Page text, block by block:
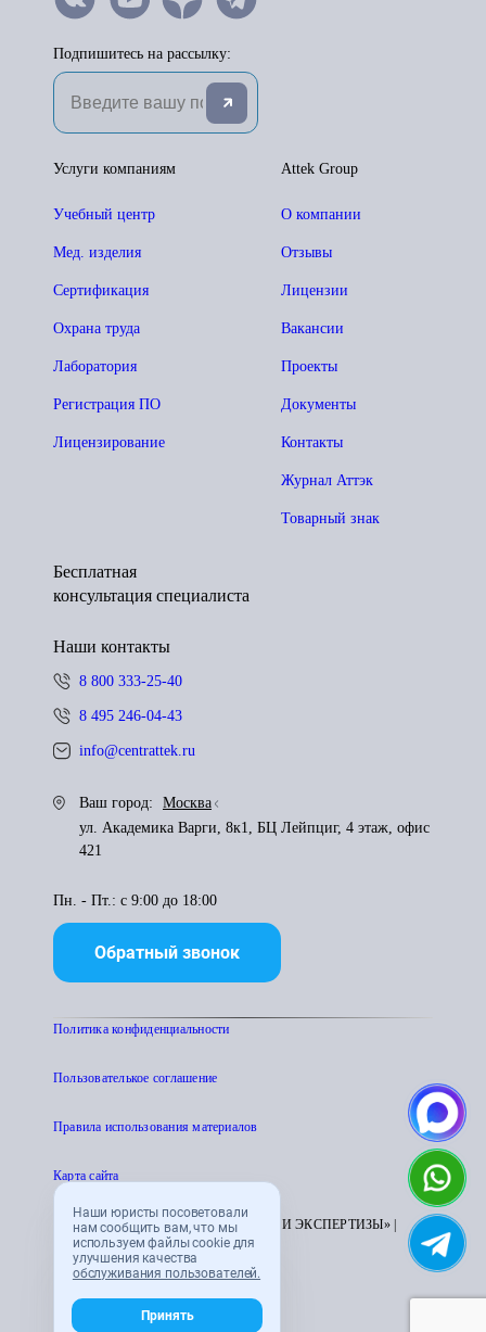
Наши юристы посоветовали
нам сообщить вам, что мы
используем файлы cookie для
улучшения качества
обслуживания пользователей.
Принять
Подпишитесь на рассылку:
Attek Group
О компании
Отзывы
Лицензии
Вакансии
Проекты
Документы
Контакты
Журнал Аттэк
Товарный знак
Услуги компаниям
Учебный центр
Мед. изделия
Сертификация
Охрана труда
Лаборатория
Регистрация ПО
Лицензирование
Бесплатная
консультация специалиста
Наши контакты
8 800 333-25-40
8 495 246-04-43
info@centrattek.ru
Ваш город:
Москва
ул. Академика Варги, 8к1, БЦ Лейпциг, 4 этаж, офис
421
Пн. - Пт.: с 9:00 до 18:00
Обратный звонок
Политика конфиденциальности
Пользователькое соглашение
Правила использования материалов
Карта сайта
© 1995 - 2026 «ЦЕНТР АТТЕСТАЦИИ И ЭКСПЕРТИЗЫ» |
CENTRATTEK.RU